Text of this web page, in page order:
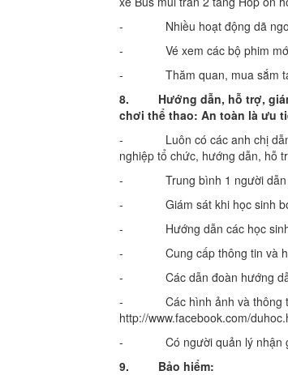
- Nhiều hoạt động dã ngoại
- Vé xem các bộ phim mới
- Thăm quan, mua sắm tại
8. Hướng dẫn, hỗ trợ,
chơi thể thao: An toàn là ưu
- Luôn có các anh chị dẫn
nghiệp tổ chức, hướng dẫn, hỗ
- Trung bình 1 người dẫn
- Giám sát khi học sinh bơi
- Hướng dẫn các học sinh sử
- Cung cấp thông tin và
- Các dẫn đoàn hướng dẫn
- Các hình ảnh và thông tin
http://www.facebook.com/
- Có người quản lý nhận giữ
9. Bảo hiểm: